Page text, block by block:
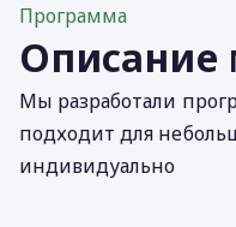
Программа
Описание
Мы разработали
подходит для
индивидуально